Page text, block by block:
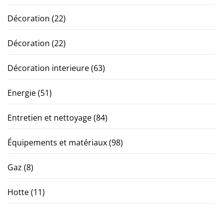
Décoration (22)
Décoration (22)
Décoration interieure(63)
Energie(51)
Entretien et nettoyage(84)
Équipements et matériaux(98)
Gaz (8)
Hotte(11)